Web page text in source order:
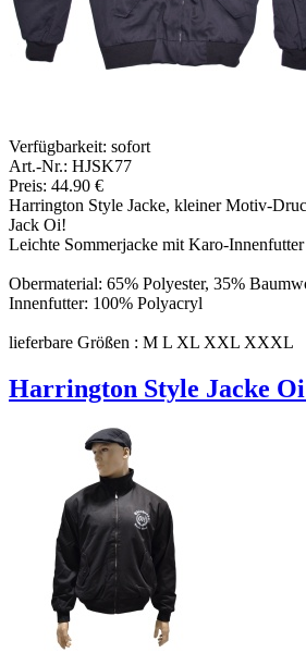
Verfügbarkeit: sofort
Art.-Nr.: HJSK77
Preis: 44.90 €
Harrington Style Jacke, kleiner Motiv-
Jack Oi!
Leichte Sommerjacke mit Karo-Innenfutter
Obermaterial: 65% Polyester, 35%
Innenfutter: 100% Polyacryl
lieferbare Größen : M L XL XXL XXXL
Harrington Style Jacke